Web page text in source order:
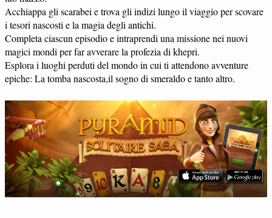
Acchiappa gli scarabei e trova gli indizi lungo il viaggio per scovare
i tesori nascosti e la magia degli antichi.
Completa ciascun episodio e intraprendi una missione nei nuovi
magici mondi per far avverare la profezia di khepri.
Esplora i luoghi perduti del mondo in cui ti attendono avventure
epiche: La tomba nascosta,il sogno di smeraldo e tanto altro.